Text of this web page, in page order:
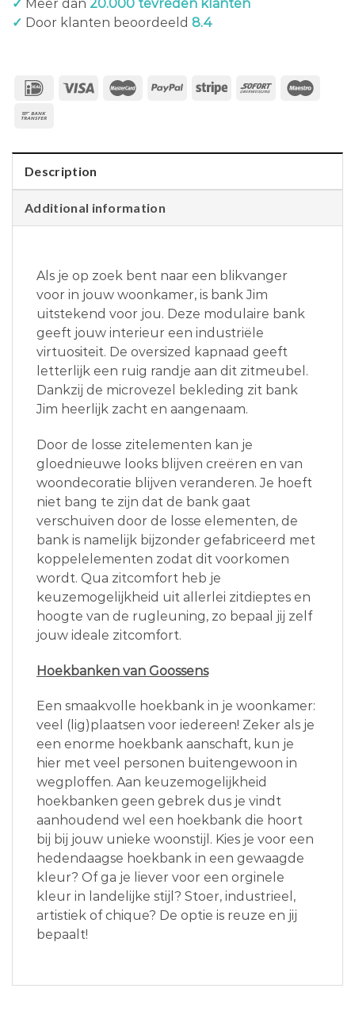
✓ Meer dan 20.000 tevreden klanten
✓ Door klanten beoordeeld 8.4
Description
Additional information
Als je op zoek bent naar een blikvanger
voor in jouw woonkamer, is bank Jim
uitstekend voor jou. Deze modulaire bank
geeft jouw interieur een industriële
virtuositeit. De oversized kapnaad geeft
letterlijk een ruig randje aan dit zitmeubel.
Dankzij de microvezel bekleding zit bank
Jim heerlijk zacht en aangenaam.
Door de losse zitelementen kan je
gloednieuwe looks blijven creëren en van
woondecoratie blijven veranderen. Je hoeft
niet bang te zijn dat de bank gaat
verschuiven door de losse elementen, de
bank is namelijk bijzonder gefabriceerd met
koppelelementen zodat dit voorkomen
wordt. Qua zitcomfort heb je
keuzemogelijkheid uit allerlei zitdieptes en
hoogte van de rugleuning, zo bepaal jij zelf
jouw ideale zitcomfort.
Hoekbanken van Goossens
Een smaakvolle hoekbank in je woonkamer:
veel (lig)plaatsen voor iedereen! Zeker als je
een enorme hoekbank aanschaft, kun je
hier met veel personen buitengewoon in
wegploffen. Aan keuzemogelijkheid
hoekbanken geen gebrek dus je vindt
aanhoudend wel een hoekbank die hoort
bij bij jouw unieke woonstijl. Kies je voor een
hedendaagse hoekbank in een gewaagde
kleur? Of ga je liever voor een orginele
kleur in landelijke stijl? Stoer, industrieel,
artistiek of chique? De optie is reuze en jij
bepaalt!